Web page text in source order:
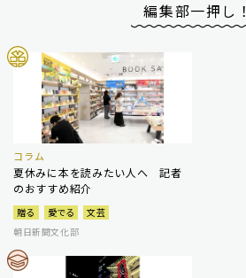
編集部一押し！
コラム
夏休みに本を読みたい人へ 記者
のおすすめ紹介
贈る 愛でる
文芸
朝日新聞文化部